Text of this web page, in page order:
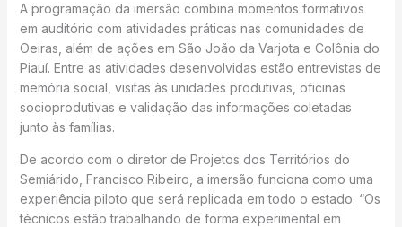
A programação da imersão combina momentos formativos
em auditório com atividades práticas nas comunidades de
Oeiras, além de ações em São João da Varjota e Colônia do
Piauí. Entre as atividades desenvolvidas estão entrevistas de
memória social, visitas às unidades produtivas, oficinas
socioprodutivas e validação das informações coletadas
junto às famílias.
De acordo com o diretor de Projetos dos Territórios do
Semiárido, Francisco Ribeiro, a imersão funciona como uma
experiência piloto que será replicada em todo o estado. “Os
técnicos estão trabalhando de forma experimental em